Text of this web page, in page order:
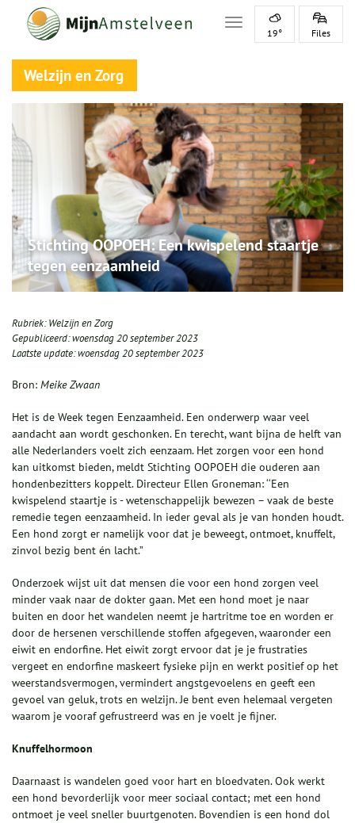
Toggle navigation
19° Files
Welzijn en Zorg
Stichting OOPOEH: Een kwispelend staartje
tegen eenzaamheid
Rubriek:Welzijn en Zorg
Gepubliceerd:woensdag 20 september 2023
Laatste update:woensdag 20 september 2023
Bron: Meike Zwaan
Het is de Week tegen Eenzaamheid. Een onderwerp waar veel
aandacht aan wordt geschonken. En terecht, want bijna de helft van
alle Nederlanders voelt zich eenzaam. Het zorgen voor een hond
kan uitkomst bieden, meldt Stichting OOPOEH die ouderen aan
hondenbezitters koppelt. Directeur Ellen Groneman: ‘‘Een
kwispelend staartje is - wetenschappelijk bewezen – vaak de beste
remedie tegen eenzaamheid. In ieder geval als je van honden houdt.
Een hond zorgt er namelijk voor dat je beweegt, ontmoet, knuffelt,
zinvol bezig bent én lacht.”
Onderzoek wijst uit dat mensen die voor een hond zorgen veel
minder vaak naar de dokter gaan. Met een hond moet je naar
buiten en door het wandelen neemt je hartritme toe en worden er
door de hersenen verschillende stoffen afgegeven, waaronder een
eiwit en endorfine. Het eiwit zorgt ervoor dat je je frustraties
vergeet en endorfine maskeert fysieke pijn en werkt positief op het
weerstandsvermogen, vermindert angstgevoelens en geeft een
gevoel van geluk, trots en welzijn. Je bent even helemaal vergeten
waarom je vooraf gefrustreerd was en je voelt je fijner.
Knuffelhormoon
Daarnaast is wandelen goed voor hart en bloedvaten. Ook werkt
een hond bevorderlijk voor meer sociaal contact; met een hond
ontmoet je veel sneller buurtgenoten. Bovendien is een hond dol